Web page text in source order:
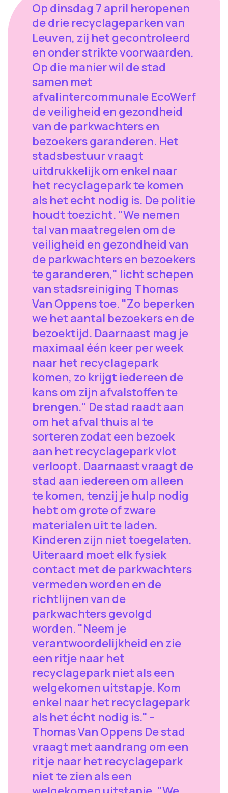
Op dinsdag 7 april heropenen
de drie recyclageparken van
Leuven, zij het gecontroleerd
en onder strikte voorwaarden.
Op die manier wil de stad
samen met
afvalintercommunale EcoWerf
de veiligheid en gezondheid
van de parkwachters en
bezoekers garanderen. Het
stadsbestuur vraagt
uitdrukkelijk om enkel naar
het recyclagepark te komen
als het echt nodig is. De politie
houdt toezicht. "We nemen
tal van maatregelen om de
veiligheid en gezondheid van
de parkwachters en bezoekers
te garanderen," licht schepen
van stadsreiniging Thomas
Van Oppens toe. "Zo beperken
we het aantal bezoekers en de
bezoektijd. Daarnaast mag je
maximaal één keer per week
naar het recyclagepark
komen, zo krijgt iedereen de
kans om zijn afvalstoffen te
brengen." De stad raadt aan
om het afval thuis al te
sorteren zodat een bezoek
aan het recyclagepark vlot
verloopt. Daarnaast vraagt de
stad aan iedereen om alleen
te komen, tenzij je hulp nodig
hebt om grote of zware
materialen uit te laden.
Kinderen zijn niet toegelaten.
Uiteraard moet elk fysiek
contact met de parkwachters
vermeden worden en de
richtlijnen van de
parkwachters gevolgd
worden. "Neem je
verantwoordelijkheid en zie
een ritje naar het
recyclagepark niet als een
welgekomen uitstapje. Kom
enkel naar het recyclagepark
als het écht nodig is." -
Thomas Van Oppens De stad
vraagt met aandrang om een
ritje naar het recyclagepark
niet te zien als een